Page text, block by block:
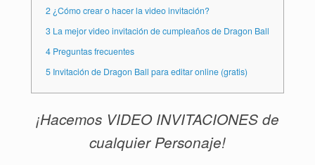
2¿Cómo crear o hacer la video invitación?
3 La mejor video invitación de cumpleaños de Dragon Ball
4 Preguntas frecuentes
5 Invitación de Dragon Ball para editar online (gratis)
¡Hacemos VIDEO INVITACIONES de
cualquier Personaje!